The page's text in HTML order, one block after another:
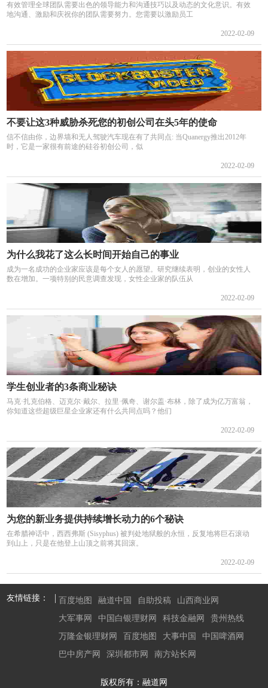
有效管理全球团队需要出色的领导能力和沟通技巧以及动态的文化意识。有效
地沟通、激励和庆祝你的团队需要努力。您需要以激励员工
2022-02-09
不要让这3种威胁杀死您的初创公司在头5年的使命
信不信由你，边界墙和无人驾驶汽车现在有了共同点: 当Quanergy推出2012年
时，它是一家很有前途的硅谷初创公司，似
2022-02-09
为什么我花了这么长时间开始自己的事业
成为一名成功的企业家应该是每个女人的愿望。研究继续表明，创业的女性人
数在增加。一项特别的民意调查发现，女性企业家的队伍从
2022-02-09
学生创业者的3条商业秘诀
马克·扎克伯格、迈克尔·戴尔、拉里·佩奇、谢尔盖·布林，除了成为亿万富翁，
你知道这些超级巨星企业家还有什么共同点吗？他们
2022-02-09
为您的新业务提供持续增长动力的6个秘诀
在希腊神话中，西西弗斯 (Sisyphus) 被判处地狱般的永恒，反复地将巨石滚动
到山上，只是在他登上山顶之前将其回滚。
2022-02-09
友情链接： 百度地图 融道中国 自助投稿
山西商业网
大军事网
中国白银理财网 科技金融网
贵州热线
万隆金银理财网
百度地图 大事中国
中国啤酒网
巴中房产网
深圳都市网 南方站长网
版权所有：融道网